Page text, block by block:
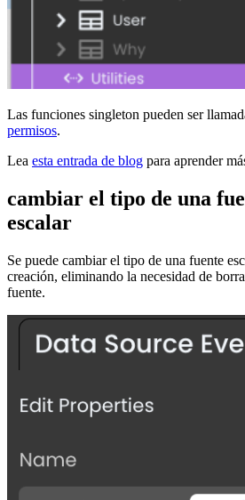
Las funciones singleton pueden ser
permisos.
Lea esta entrada de blog para aprender
cambiar el tipo de una
escalar
Se puede cambiar el tipo de una fuente
creación, eliminando la necesidad de
fuente.